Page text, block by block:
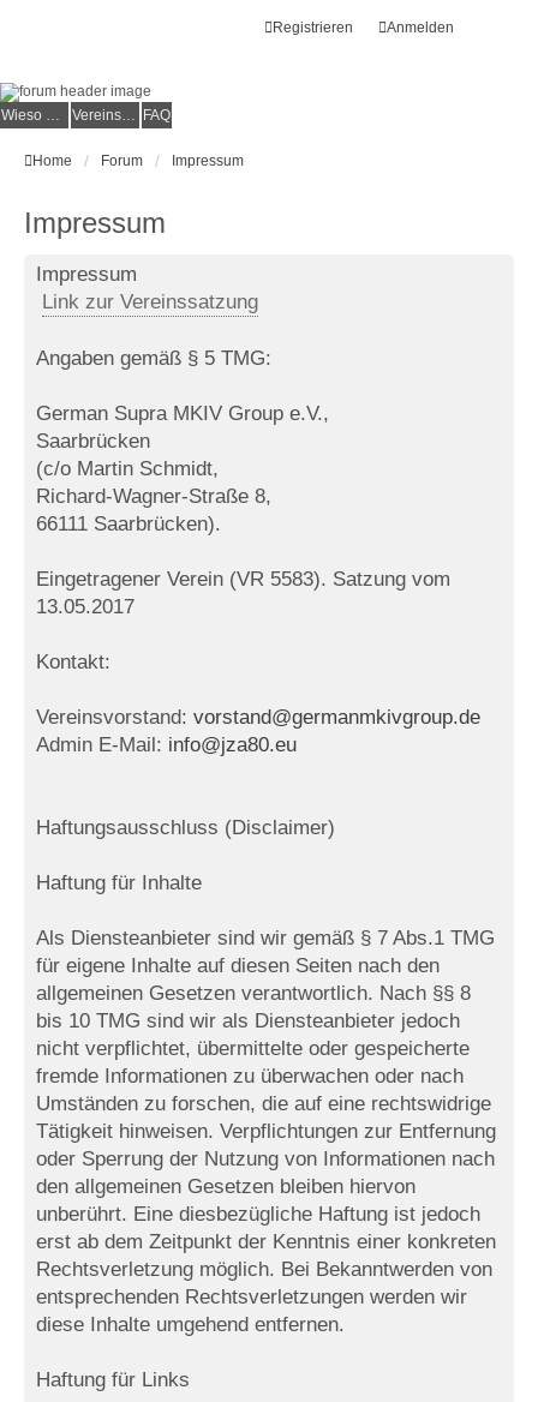
Anmelden
Registrieren
Wieso der e.V.? Vereinsmitglied werden FAQ
Home Forum Impressum
Impressum
Impressum
Link zur Vereinssatzung
Angaben gemäß § 5 TMG:
German Supra MKIV Group e.V.,
Saarbrücken
(c/o Martin Schmidt,
Richard-Wagner-Straße 8,
66111 Saarbrücken).
Eingetragener Verein (VR 5583). Satzung vom
13.05.2017
Kontakt:
Vereinsvorstand: vorstand@germanmkivgroup.de
Admin E-Mail: info@jza80.eu
Haftungsausschluss (Disclaimer)
Haftung für Inhalte
Als Diensteanbieter sind wir gemäß § 7 Abs.1 TMG
für eigene Inhalte auf diesen Seiten nach den
allgemeinen Gesetzen verantwortlich. Nach §§ 8
bis 10 TMG sind wir als Diensteanbieter jedoch
nicht verpflichtet, übermittelte oder gespeicherte
fremde Informationen zu überwachen oder nach
Umständen zu forschen, die auf eine rechtswidrige
Tätigkeit hinweisen. Verpflichtungen zur Entfernung
oder Sperrung der Nutzung von Informationen nach
den allgemeinen Gesetzen bleiben hiervon
unberührt. Eine diesbezügliche Haftung ist jedoch
erst ab dem Zeitpunkt der Kenntnis einer konkreten
Rechtsverletzung möglich. Bei Bekanntwerden von
entsprechenden Rechtsverletzungen werden wir
diese Inhalte umgehend entfernen.
Haftung für Links